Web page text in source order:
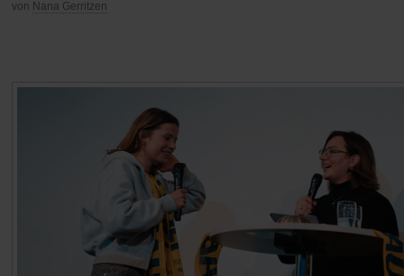
von Nana Gerritzen